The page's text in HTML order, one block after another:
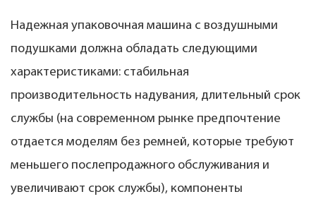
Надежная упаковочная машина с воздушными
подушками должна обладать следующими
характеристиками: стабильная
производительность надувания, длительный срок
службы (на современном рынке предпочтение
отдается моделям без ремней, которые требуют
меньшего послепродажного обслуживания и
увеличивают срок службы), компоненты